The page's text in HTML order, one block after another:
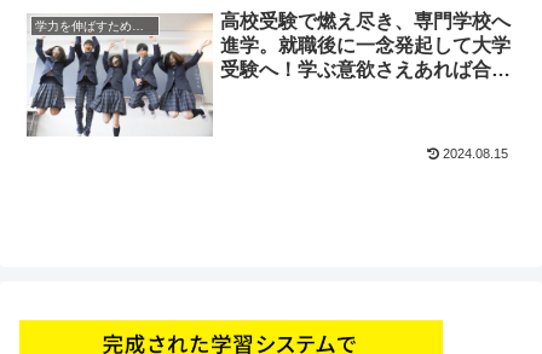
学力を伸ばすためのヒント
高校受験で燃え尽き、専門学校へ
進学。就職後に一念発起して大学
受験へ！学ぶ意欲さえあれば合格
2024.08.15